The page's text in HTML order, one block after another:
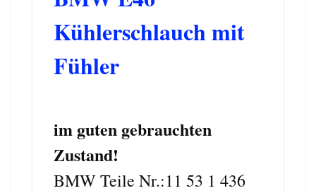
Kühlerschlauchmit
Fühler
im guten gebrauchten
Zustand!
BMW Teile Nr.:11 53 1 436